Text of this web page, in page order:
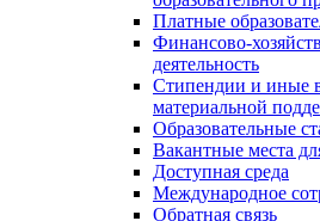
Платные
Финансово-
деятельность
Стипендии и иные
материальной
Образовательные
Вакантные места
Доступная среда
Международное
Обратная связь